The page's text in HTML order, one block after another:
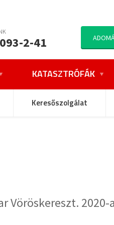
2-41
KATASZTRÓFÁK
Keresőszolgálat
Vöröskereszt. 2020-